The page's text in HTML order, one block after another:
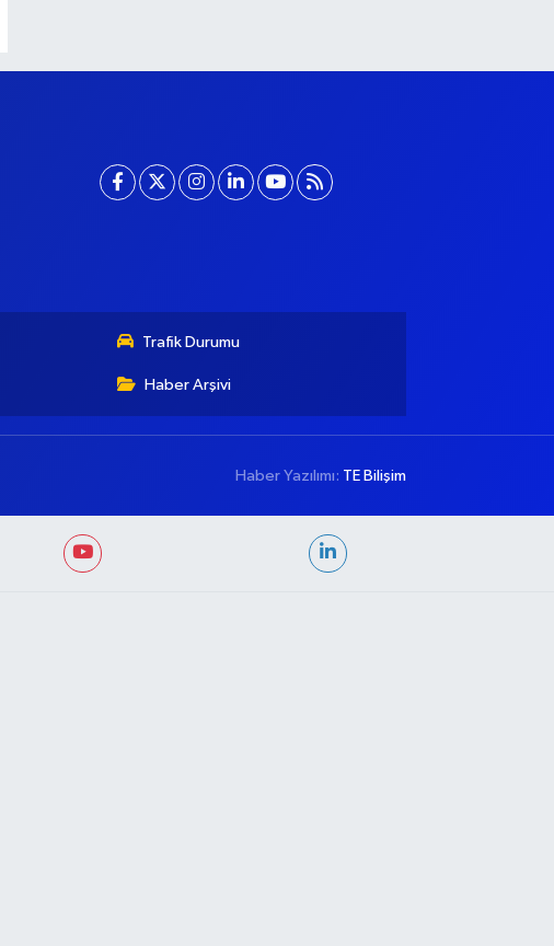
Trafik Durumu
Haber Arşivi
Haber Yazılımı: TE Bilişim